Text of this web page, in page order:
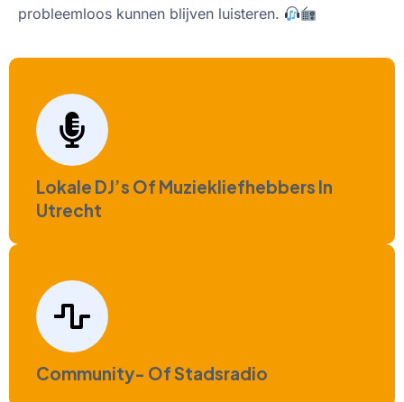
probleemloos kunnen blijven luisteren.
Lokale DJ’s Of Muziekliefhebbers In
Utrecht
Community- Of Stadsradio